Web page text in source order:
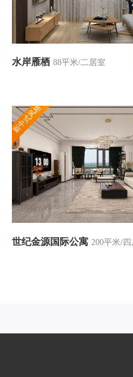
水岸雁栖 88平米/二居室
新中式风格
世纪金源国际公寓 200平米/